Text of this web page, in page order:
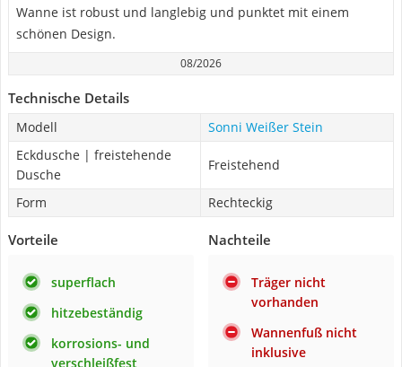
Wanne ist robust und langlebig und punktet mit einem
schönen Design.
08/2026
Technische Details
Modell
Sonni Weißer Stein
Eckdusche | freistehende
Dusche
Freistehend
Form Rechteckig
Vorteile
superflach
hitzebeständig
korrosions- und
verschleißfest
Nachteile
Träger nicht
vorhanden
Wannenfuß nicht
inklusive